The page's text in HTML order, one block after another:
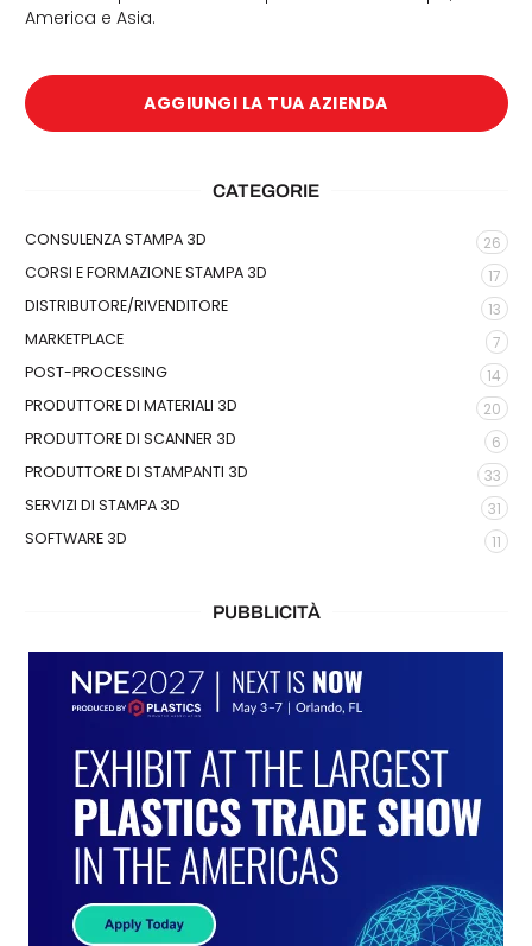
America e Asia.
AGGIUNGI LA TUA AZIENDA
CATEGORIE
CONSULENZA STAMPA 3D
26
CORSI E FORMAZIONE STAMPA 3D
17
DISTRIBUTORE/RIVENDITORE
13
MARKETPLACE
7
POST-PROCESSING
14
PRODUTTORE DI MATERIALI 3D
20
PRODUTTORE DI SCANNER 3D
6
PRODUTTORE DI STAMPANTI 3D
33
SERVIZI DI STAMPA 3D
31
SOFTWARE 3D
11
PUBBLICITÀ